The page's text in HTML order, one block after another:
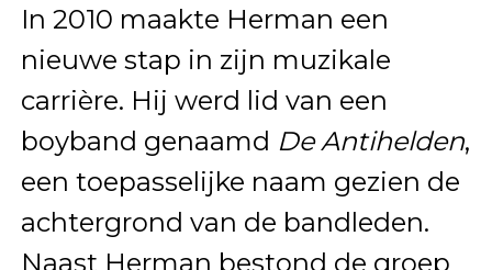
In 2010 maakte Herman een
nieuwe stap in zijn muzikale
carrière. Hij werd lid van een
boyband genaamd De Antihelden,
een toepasselijke naam gezien de
achtergrond van de bandleden.
Naast Herman bestond de groep